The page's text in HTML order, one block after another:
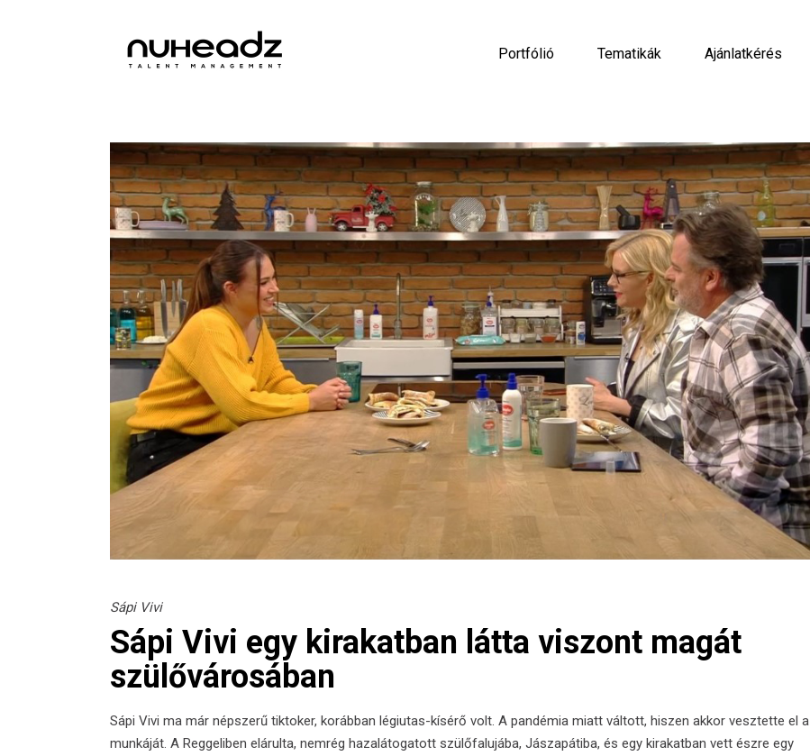
Portfólió Tematikák Ajánlatkérés
Sápi Vivi
Sápi Vivi egy kirakatban látta viszont magát
szülővárosában
Sápi Vivi ma már népszerű tiktoker, korábban légiutas-kísérő volt. A pandémia miatt váltott, hiszen akkor vesztette el a
munkáját. A Reggeliben elárulta, nemrég hazalátogatott szülőfalujába, Jászapátiba, és egy kirakatban vett észre egy